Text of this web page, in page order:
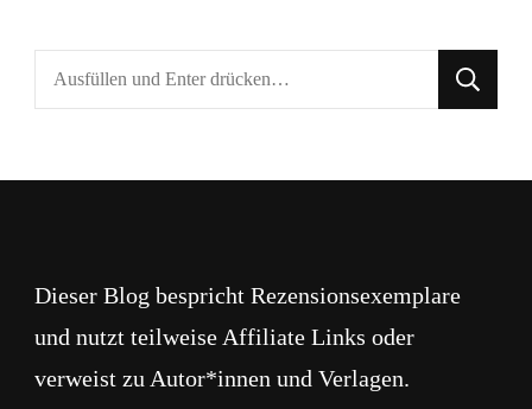
Suchst
du
Dieser Blog bespricht Rezensionsexemplare
und nutzt teilweise Affiliate Links oder
verweist zu Autor*innen und Verlagen.